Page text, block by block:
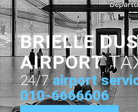
BRIELLE
AIRPORT
24/7 airport
010-6666606